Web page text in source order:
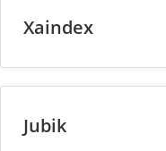
Xaindex
Jubik